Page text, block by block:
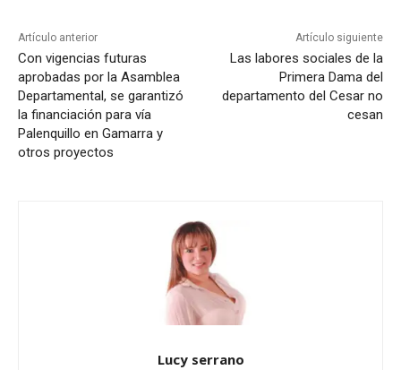
Artículo anterior
Con vigencias futuras
aprobadas por la Asamblea
Departamental, se garantizó
la financiación para vía
Palenquillo en Gamarra y
otros proyectos
Artículo siguiente
Las labores sociales de la
Primera Dama del
departamento del Cesar no
cesan
Lucy serrano